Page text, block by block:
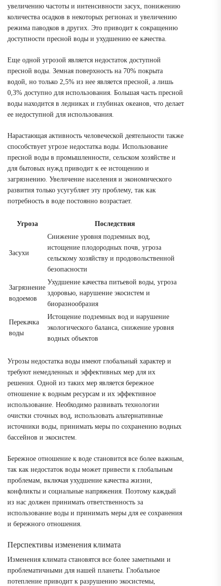
увеличению частоты и интенсивности засух, понижению
количества осадков в некоторых регионах и увеличению
режима паводков в других. Это приводит к сокращению
доступности пресной воды и ухудшению ее качества.
Еще одной угрозой является недостаток доступной
пресной воды. Земная поверхность на 70% покрыта
водой, но только 2,5% из нее является пресной, а лишь
0,3% доступно для использования. Большая часть пресной
воды находится в ледниках и глубинах океанов, что делает
ее недоступной для использования.
Нарастающая активность человеческой деятельности также
способствует угрозе недостатка воды. Использование
пресной воды в промышленности, сельском хозяйстве и
для бытовых нужд приводит к ее истощению и
загрязнению. Увеличение населения и экономического
развития только усугубляет эту проблему, так как
потребность в воде постоянно возрастает.
Угроза Последствия
Засухи
Снижение уровня подземных вод,
истощение плодородных почв, угроза
сельскому хозяйству и продовольственной
безопасности
Загрязнение
водоемов
Ухудшение качества питьевой воды, угроза
здоровью, нарушение экосистем и
биоразнообразия
Перекачка
воды
Истощение подземных вод и нарушение
экологического баланса, снижение уровня
водных объектов
Угрозы недостатка воды имеют глобальный характер и
требуют немедленных и эффективных мер для их
решения. Одной из таких мер является бережное
отношение к водным ресурсам и их эффективное
использование. Необходимо развивать технологии
очистки сточных вод, использовать альтернативные
источники воды, принимать меры по сохранению водных
бассейнов и экосистем.
Бережное отношение к воде становится все более важным,
так как недостаток воды может привести к глобальным
проблемам, включая ухудшение качества жизни,
конфликты и социальные напряжения. Поэтому каждый
из нас должен принимать ответственность за
использование воды и принимать меры для ее сохранения
и бережного отношения.
Перспективы изменения климата
Изменения климата становятся все более заметными и
проблематичными для нашей планеты. Глобальное
потепление приводит к разрушению экосистемы,